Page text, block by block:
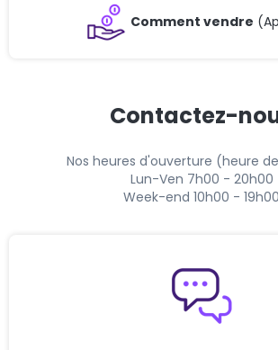
Comment vendre
Contactez-
Nos heures d'ouverture (heure
Lun-Ven 7h00 - 20h00
Week-end 10h00 - 19h00